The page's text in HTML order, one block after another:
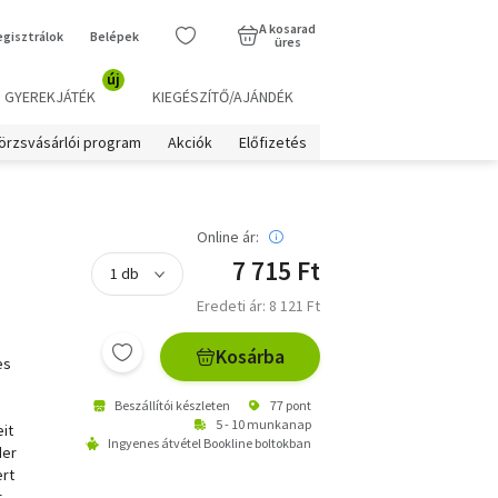
Belépek
A kosarad
üres
GYEREKJÁTÉK
új
KIEGÉSZÍTŐ/AJÁNDÉK
program Akciók Előfizetés
Online ár:
7 715 Ft
Eredeti ár: 8 121 Ft
Kosárba
Beszállítói készleten
77 pont
5 - 10 munkanap
Ingyenes átvétel Bookline boltokban